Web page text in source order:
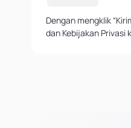
Dengan mengklik
dan Kebijakan Privasi